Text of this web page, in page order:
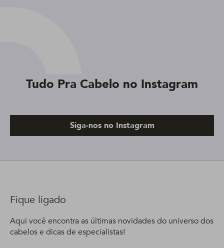
Tudo Pra Cabelo no Instagram
Siga-nos no Instagram
Fique ligado
Aqui você encontra as últimas novidades do universo dos
cabelos e dicas de especialistas!